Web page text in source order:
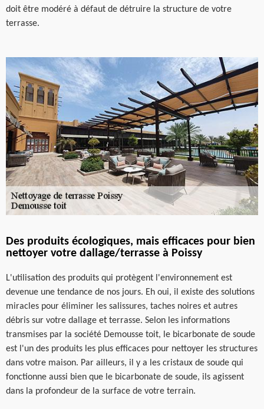
doit être modéré à défaut de détruire la structure de votre
terrasse.
Des produits écologiques, mais efficaces pour bien
nettoyer votre dallage/terrasse à Poissy
L'utilisation des produits qui protègent l'environnement est
devenue une tendance de nos jours. Eh oui, il existe des solutions
miracles pour éliminer les salissures, taches noires et autres
débris sur votre dallage et terrasse. Selon les informations
transmises par la société Demousse toit, le bicarbonate de soude
est l'un des produits les plus efficaces pour nettoyer les structures
dans votre maison. Par ailleurs, il y a les cristaux de soude qui
fonctionne aussi bien que le bicarbonate de soude, ils agissent
dans la profondeur de la surface de votre terrain.